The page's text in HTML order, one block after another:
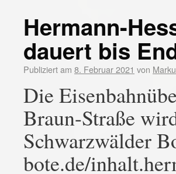
Hermann-
dauert bis
Publiziert am 8. Februar 2021 von
Die
Braun-Straße
Schwarzwälder
bote.de/